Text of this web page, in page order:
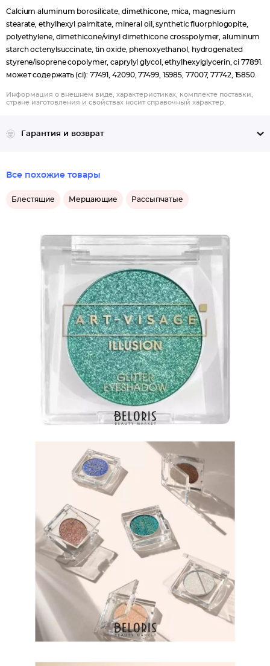
Calcium aluminum borosilicate, dimethicone, mica, magnesium
stearate, ethylhexyl palmitate, mineral oil, synthetic fluorphlogopite,
polyethylene, dimethicone/vinyl dimethicone crosspolymer, aluminum
starch octenylsuccinate, tin oxide, phenoxyethanol, hydrogenated
styrene/isoprene copolymer, caprylyl glycol, ethylhexylglycerin, ci 77891.
может содержать (ci): 77491, 42090, 77499, 15985, 77007, 77742, 15850.
Информация о внешнем виде, характеристиках, комплекте поставки,
стране изготовления и свойствах носит справочный характер.
Гарантия и возврат
Все похожие товары
Блестящие Мерцающие Рассыпчатые